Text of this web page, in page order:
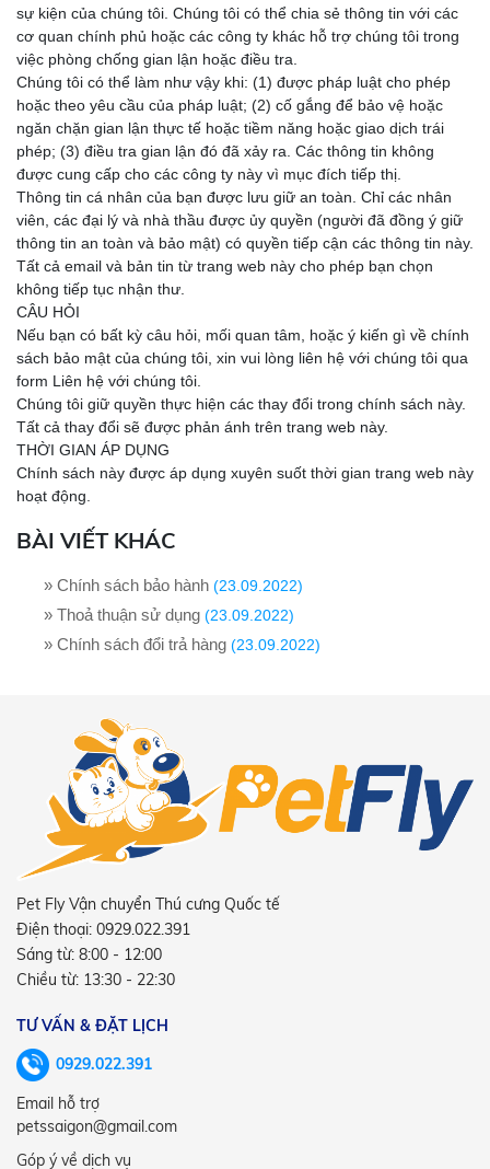
sự kiện của chúng tôi. Chúng tôi có thể chia sẻ thông tin với các
cơ quan chính phủ hoặc các công ty khác hỗ trợ chúng tôi trong
việc phòng chống gian lận hoặc điều tra.
Chúng tôi có thể làm như vậy khi: (1) được pháp luật cho phép
hoặc theo yêu cầu của pháp luật; (2) cố gắng để bảo vệ hoặc
ngăn chặn gian lận thực tế hoặc tiềm năng hoặc giao dịch trái
phép; (3) điều tra gian lận đó đã xảy ra. Các thông tin không
được cung cấp cho các công ty này vì mục đích tiếp thị.
Thông tin cá nhân của bạn được lưu giữ an toàn. Chỉ các nhân
viên, các đại lý và nhà thầu được ủy quyền (người đã đồng ý giữ
thông tin an toàn và bảo mật) có quyền tiếp cận các thông tin này.
Tất cả email và bản tin từ trang web này cho phép bạn chọn
không tiếp tục nhận thư.
CÂU HỎI
Nếu bạn có bất kỳ câu hỏi, mối quan tâm, hoặc ý kiến gì về chính
sách bảo mật của chúng tôi, xin vui lòng liên hệ với chúng tôi qua
form Liên hệ với chúng tôi.
Chúng tôi giữ quyền thực hiện các thay đổi trong chính sách này.
Tất cả thay đổi sẽ được phản ánh trên trang web này.
THỜI GIAN ÁP DỤNG
Chính sách này được áp dụng xuyên suốt thời gian trang web này
hoạt động.
BÀI VIẾT KHÁC
» Chính sách bảo hành (23.09.2022)
» Thoả thuận sử dụng (23.09.2022)
» Chính sách đổi trả hàng (23.09.2022)
Pet Fly Vận chuyển Thú cưng Quốc tế
Điện thoại: 0929.022.391
Sáng từ: 8:00 - 12:00
Chiều từ: 13:30 - 22:30
TƯ VẤN & ĐẶT LỊCH
0929.022.391
Email hỗ trợ
petssaigon@gmail.com
Góp ý về dịch vụ